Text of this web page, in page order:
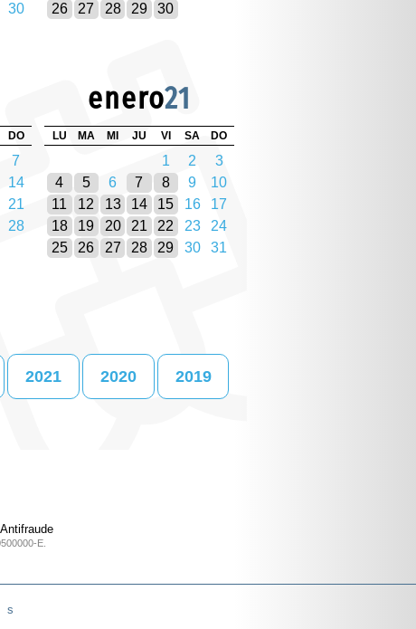
30
26
27 28 29 30
DO
7
14
21
28
enero21
LU MA MI JU VI SA DO
1 2
3
4
5 6 7 8 9
10
11
12 13 14 15 16
17
18
19 20 21 22 23
24
25
26 27 28 29 30 31
2021 2020 2019
E.